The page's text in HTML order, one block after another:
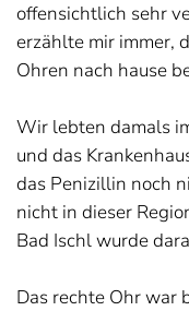
offensichtlich sehr
erzählte mir immer,
Ohren nach hause
Wir lebten damals
und das
das Penizillin noch
nicht in dieser
Bad Ischl wurde
Das rechte Ohr war